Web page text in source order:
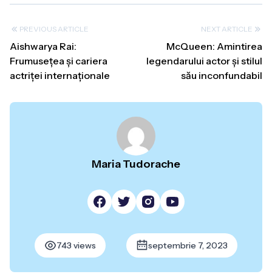
PREVIOUS ARTICLE
Aishwarya Rai:
Frumusețea și cariera
actriței internaționale
NEXT ARTICLE
McQueen: Amintirea
legendarului actor și stilul
său inconfundabil
Maria Tudorache
743 views septembrie 7, 2023